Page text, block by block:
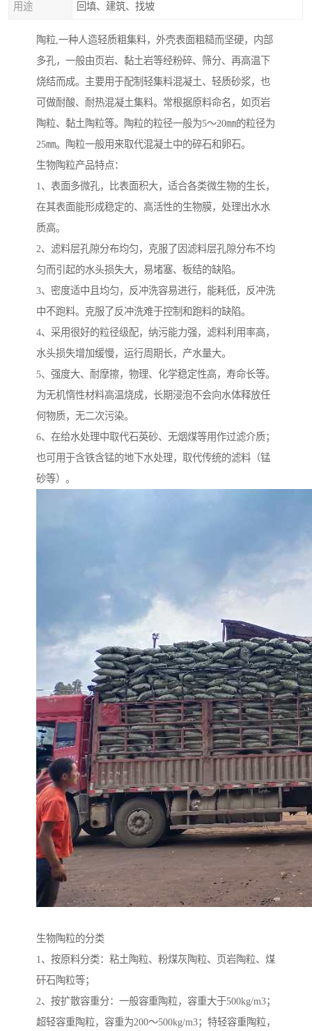
用途 回填、建筑、找坡
陶粒,一种人造轻质粗集料，外壳表面粗糙而坚硬，内部
多孔，一般由页岩、黏土岩等经粉碎、筛分、再高温下
烧结而成。主要用于配制轻集料混凝土、轻质砂浆，也
可做耐酸、耐热混凝土集料。常根据原料命名，如页岩
陶粒、黏土陶粒等。陶粒的粒径一般为5～20㎜的粒径为
25㎜。陶粒一般用来取代混凝土中的碎石和卵石。
生物陶粒产品特点：
1、表面多微孔，比表面积大，适合各类微生物的生长，
在其表面能形成稳定的、高活性的生物膜，处理出水水
质高。
2、滤料层孔隙分布均匀，克服了因滤料层孔隙分布不均
匀而引起的水头损失大，易堵塞、板结的缺陷。
3、密度适中且均匀，反冲洗容易进行，能耗低，反冲洗
中不跑料。克服了反冲洗难于控制和跑料的缺陷。
4、采用很好的粒径级配，纳污能力强，滤料利用率高，
水头损失增加缓慢，运行周期长，产水量大。
5、强度大、耐摩擦，物理、化学稳定性高，寿命长等。
为无机惰性材料高温烧成，长期浸泡不会向水体释放任
何物质，无二次污染。
6、在给水处理中取代石英砂、无烟煤等用作过滤介质；
也可用于含铁含锰的地下水处理，取代传统的滤料（锰
砂等）。
生物陶粒的分类
1、按原料分类：粘土陶粒、粉煤灰陶粒、页岩陶粒、煤
矸石陶粒等；
2、按扩散容重分：一般容重陶粒，容重大于500kg/m3；
超轻容重陶粒，容重为200～500kg/m3；特轻容重陶粒，